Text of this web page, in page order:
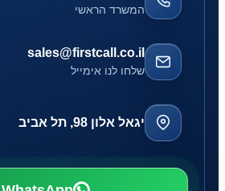
המשרד הראשי
sales@firstcall.co.il
שלחו לנו אימייל
יגאל אלון 98, תל אביב